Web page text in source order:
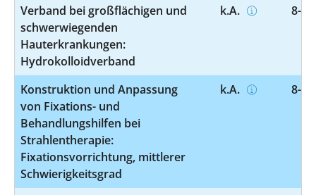
Verband bei großflächigen und
schwerwiegenden
Hauterkrankungen:
Hydrokolloidverband
k.A. 8-
Konstruktion und Anpassung
von Fixations- und
Behandlungshilfen bei
Strahlentherapie:
Fixationsvorrichtung, mittlerer
Schwierigkeitsgrad
k.A. 8-